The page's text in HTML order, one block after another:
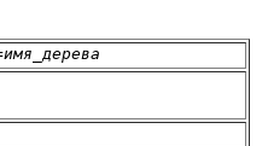
имя_дерева